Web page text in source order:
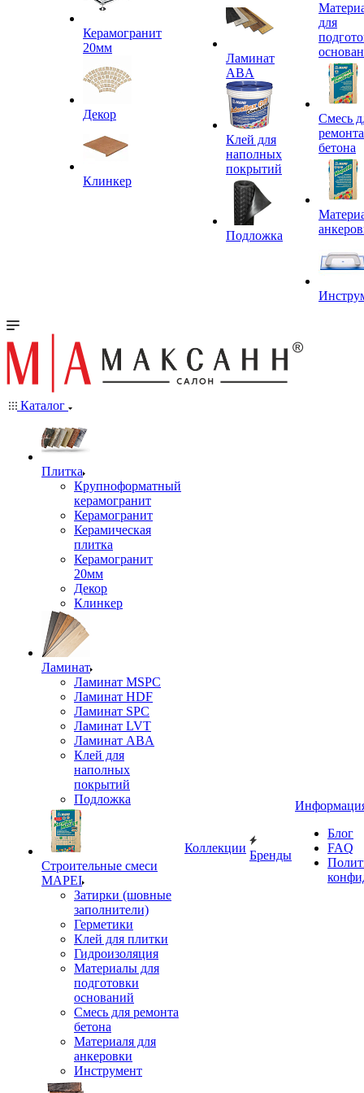
Керамогранит
20мм
Декор
Клинкер
Ламинат
ABA
Клей для
наполных
покрытий
Подложка
для
Смесь
ремонта
бетона
Каталог
Плитка
Крупноформатный
керамогранит
Керамогранит
Керамическая
плитка
Керамогранит
20мм
Декор
Клинкер
Ламинат
Ламинат MSPC
Ламинат HDF
Ламинат SPC
Ламинат LVT
Ламинат ABA
Клей для
наполных
покрытий
Подложка
Строительные смеси
MAPEI
Затирки (шовные
заполнители)
Герметики
Клей для плитки
Гидроизоляция
Материалы для
подготовки
оснований
Смесь для ремонта
бетона
Материаля для
анкеровки
Инструмент
Коллекции
Бренды
Блог
FAQ